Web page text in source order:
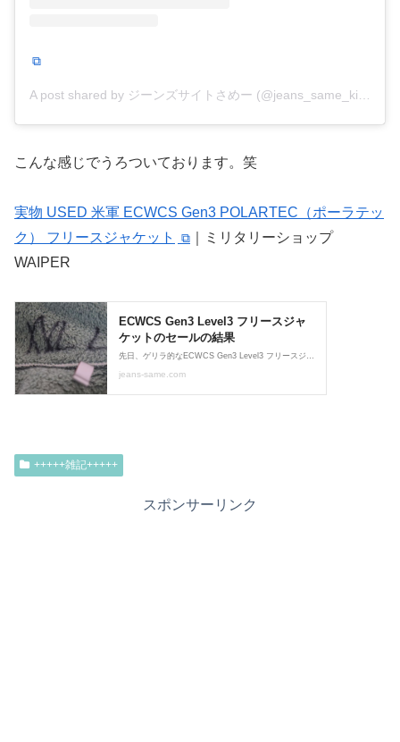
こんな感じでうろついております。笑
実物 USED 米軍 ECWCS Gen3 POLARTEC（ポーラテッ
ク） フリースジャケット
｜ミリタリーショップ
WAIPER
+++++雑記+++++
スポンサーリンク